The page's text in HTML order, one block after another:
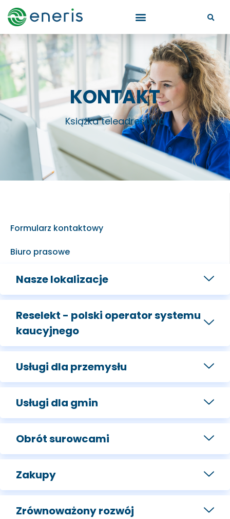
KONTAKT
Książka teleadresowa
Formularz kontaktowy
Biuro prasowe
Nasze lokalizacje
Reselekt - polski operator systemu
kaucyjnego
Usługi dla przemysłu
Usługi dla gmin
Obrót surowcami
Zakupy
Zrównoważony rozwój